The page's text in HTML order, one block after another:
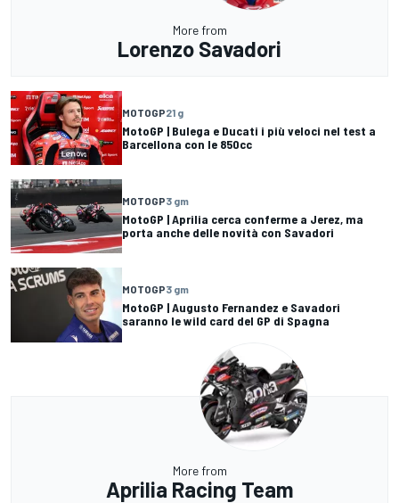
More from
Lorenzo Savadori
MOTOGP21 g
MotoGP | Bulega e Ducati i più veloci nel test a
Barcellona con le 850cc
MOTOGP3 gm
MotoGP | Aprilia cerca conferme a Jerez, ma
porta anche delle novità con Savadori
MOTOGP3 gm
MotoGP | Augusto Fernandez e Savadori
saranno le wild card del GP di Spagna
More from
Aprilia Racing Team